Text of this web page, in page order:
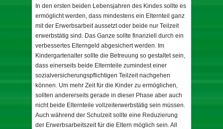
In den ersten beiden Lebensjahren des Kindes sollte es
ermöglicht werden, dass mindestens ein Elternteil ganz
mit der Erwerbsarbeit aussetzt oder beide nur Teilzeit
erwerbstätig sind. Das Ganze sollte finanziell durch ein
verbessertes Elterngeld abgesichert werden. Im
Kindergartenalter sollte die Betreuung so gestaltet sein,
dass einerseits beide Elternteile zumindest einer
sozialversicherungspflichtigen Teilzeit nachgehen
können. Um mehr Zeit für die Kinder zu ermöglichen,
sollten andererseits gerade in dieser Phase aber auch
nicht beide Elternteile vollzeiterwerbstätig sein müssen.
Auch während der Schulzeit sollte eine Reduzierung
der Erwerbsarbeitszeit für die Eltern möglich sein. All